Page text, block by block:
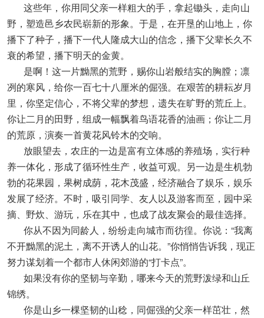
这些年，你用同父亲一样粗大的手，拿起锄头，走向山
野，塑造邑乡农民崭新的形象。于是，在开垦的山地上，你
播下了种子，播下一代人隆成大山的信念，播下父辈长久不
衰的希望，播下明天的金黄。
是啊！这一片黝黑的荒野，赐你山岩般结实的胸膛；凛
冽的寒风，给你一百七十八厘米的倔强。在艰苦的耕耘岁月
里，你坚定信心，不将父辈的梦想，遗失在旷野的荒丘上。
你让二月的田野，组成一幅飘着鸟语花香的油画；你让二月
的荒原，演奏一首黄花风铃木的交响。
放眼望去，农庄的一边是富有立体感的养殖场，实行种
养一体化，形成了循环性生产，收益可观。另一边是生机勃
勃的花果园，果树成荫，花木茂盛，经济融合了娱乐，娱乐
发展了经济。不时，吸引同学、友人以及游客而至，园中采
摘、野炊、游玩，乐在其中，也成了战友聚会的最佳选择。
你从不因为同龄人，纷纷走向城市而彷徨。你说：“我离
不开黝黑的泥土，离不开诱人的山花。”你悄悄告诉我，现正
努力谋划着一个都市人休闲郊游的“打卡点”。
如果没有你的坚韧与辛勤，哪来今天的荒野泼绿和山丘
锦绣。
你是山乡一棵坚韧的山稔，同倔强的父亲一样茁壮，然